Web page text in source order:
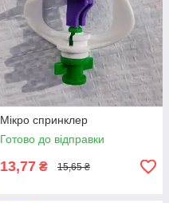
Мікро спринклер
Готово до відправки
13,77 ₴ 15,65 ₴